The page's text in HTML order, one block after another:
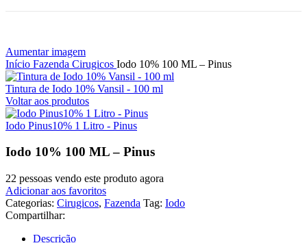
Aumentar imagem
Início Fazenda Cirugicos Iodo 10% 100 ML – Pinus
Tintura de Iodo 10% Vansil - 100 ml
Voltar aos produtos
Iodo Pinus10% 1 Litro - Pinus
Iodo 10% 100 ML – Pinus
22 pessoas vendo este produto agora
Adicionar aos favoritos
Categorias: Cirugicos, Fazenda Tag: Iodo
Compartilhar:
Descrição